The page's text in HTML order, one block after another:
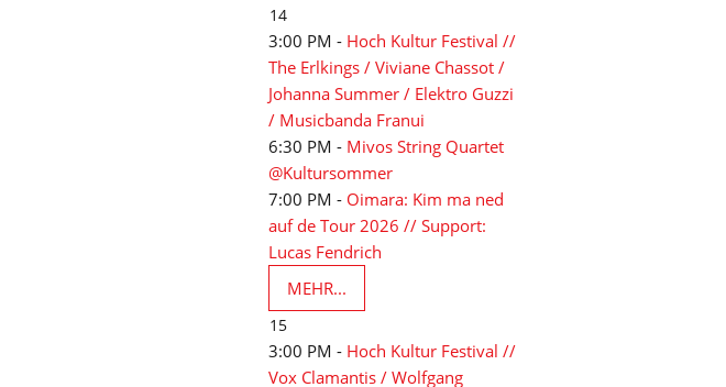
14
3:00 PM - Hoch Kultur Festival //
The Erlkings / Viviane Chassot /
Johanna Summer / Elektro Guzzi
/ Musicbanda Franui
6:30 PM - Mivos String Quartet
@Kultursommer
7:00 PM - Oimara: Kim ma ned
auf de Tour 2026 // Support:
Lucas Fendrich
MEHR...
15
3:00 PM - Hoch Kultur Festival //
Vox Clamantis / Wolfgang